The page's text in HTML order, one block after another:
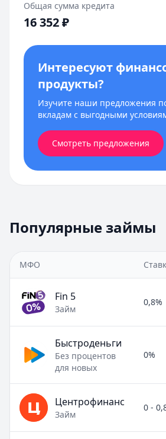
Общая сумма кредита
16 352₽
Интересуют
продукты?
Изучите наши предложения
вкладам с выгодными
Смотреть предложения
Популярные займы
МФО
Fin 5
Займ
0,8%
Быстроденьги
Без процентов
для новых
0%
Центрофинанс
Займ
0 -